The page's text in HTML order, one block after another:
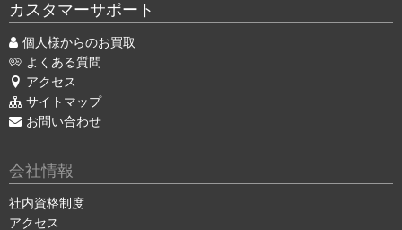
カスタマーサポート
個人様からのお買取
よくある質問
アクセス
サイトマップ
お問い合わせ
会社情報
社内資格制度
アクセス